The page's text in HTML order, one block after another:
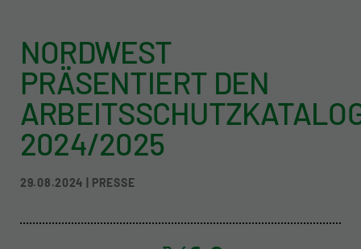
NORDWEST
PRÄSENTIERT DEN
2024/2025
29.08.2024 | PRESSE